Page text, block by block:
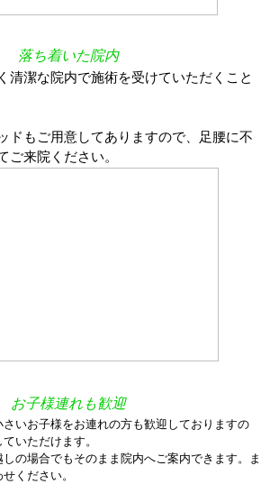
落ち着いた院内
清潔な院内で施術を受けていただくこと
ドもご用意してありますので、足腰に不
ご来院ください。
お子様連れも歓迎
いお子様をお連れの方も歓迎しておりますの
いただけます。
の場合でもそのまま院内へご案内できます。ま
ください。